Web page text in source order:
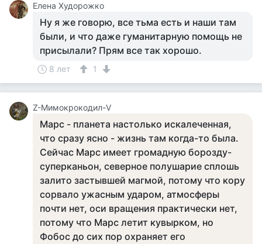
Елена Худорожко
Ну я же говорю, все тьма есть и наши там
были, и что даже гуманитарную помощь не
присылали? Прям все так хорошо.
8 лет 1
Z-Мимокрокодил-V
Марс - планета настолько искалеченная,
что сразу ясно - жизнь там когда-то была.
Сейчас Марс имеет громадную борозду-
суперканьон, северное полушарие сплошь
залито застывшей магмой, потому что кору
сорвало ужасным ударом, атмосферы
почти нет, оси вращения практически нет,
потому что Марс летит кувырком, но
Фобос до сих пор охраняет его